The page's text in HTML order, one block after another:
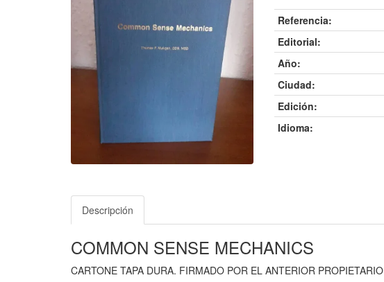
Referencia:
Editorial:
Año:
Ciudad:
Edición:
Idioma:
Descripción
COMMON SENSE MECHANICS
CARTONE TAPA DURA. FIRMADO POR EL ANTERIOR PROPIETARIO